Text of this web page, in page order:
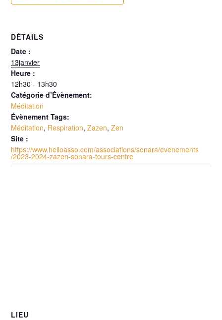
DÉTAILS
Date :
13janvier
Heure :
12h30 - 13h30
Catégorie d’Évènement:
Méditation
Évènement Tags:
Méditation, Respiration,Zazen,Zen
Site :
https://www.helloasso.com/associations/sonara/evenements
/2023-2024-zazen-sonara-tours-centre
LIEU